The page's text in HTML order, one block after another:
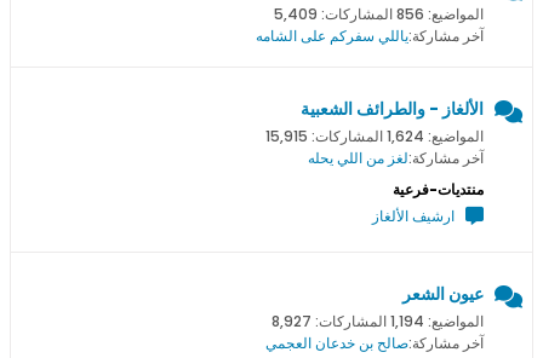
المواضيع: 856 المشاركات: 5,409
آخر مشاركة:ياللي سفركم على الشامه
الألغاز - والطرائف الشعبية
المواضيع: 1,624 المشاركات: 15,915
آخر مشاركة:لغز من اللي يحله
منتديات-فرعية
ارشيف الألغاز
عيون الشعر
المواضيع: 1,194 المشاركات: 8,927
آخر مشاركة:صالح بن خدعان العجمي